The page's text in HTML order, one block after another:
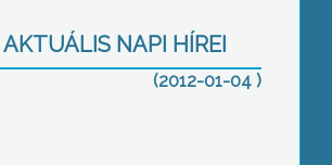
NAPI HÍREI
(2012-01-04 )
a Mátrai Erőműben,
az év folyamán megtermelt
98%-át már eladták